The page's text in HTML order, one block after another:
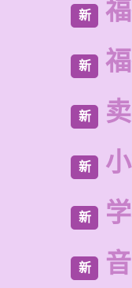
新
新
新
新
新
新